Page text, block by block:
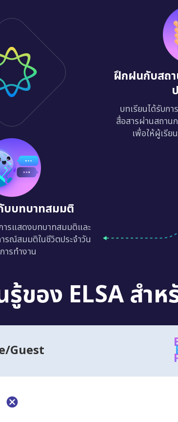
ฝึกฝนกับสถ
บทเรียนได้รับก
สื่อสารผ่านสถาน
เพื่อให้ผู้เรีย
บบทบาทสมมติ
ารแสดงบทบาทสมมติและ
รณ์สมมติในชีวิตประจำวัน
ารทำงาน
รู้ของ ELSA สำ
/Guest